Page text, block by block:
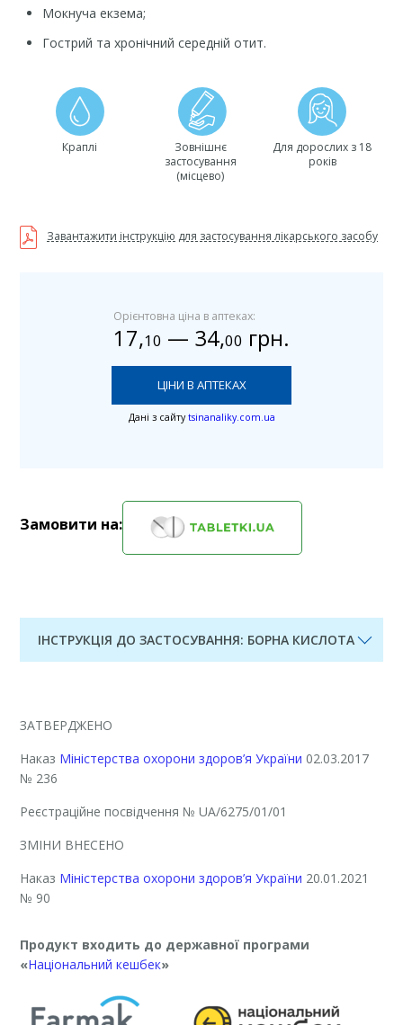
Мокнуча екзема;
Гострий та хронічний середній отит.
Краплі
Зовнішнє
застосування
(місцево)
Для дорослих з 18
років
Завантажити інструкцію для застосування лікарського засобу
Орієнтовна ціна в аптеках:
17,10 — 34,00 грн.
ЦІНИ В АПТЕКАХ
Дані з сайтуtsinanaliky.com.ua
Замовити на:
ІНСТРУКЦІЯ ДО ЗАСТОСУВАННЯ: БОРНА КИСЛОТА
ЗАТВЕРДЖЕНО
Наказ Міністерства охорони здоров’я України 02.03.2017
№ 236
Реєстраційне посвідчення № UA/6275/01/01
ЗМІНИ ВНЕСЕНО
Наказ Міністерства охорони здоров’я України 20.01.2021
№ 90
Продукт входить до державної програми
«Національний кешбек»